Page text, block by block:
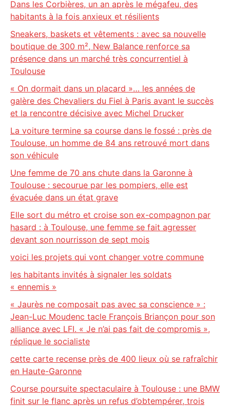
Dans les Corbières, un an après le mégafeu, des
habitants à la fois anxieux et résilients
Sneakers, baskets et vêtements : avec sa nouvelle
boutique de 300 m², New Balance renforce sa
présence dans un marché très concurrentiel à
Toulouse
« On dormait dans un placard »… les années de
galère des Chevaliers du Fiel à Paris avant le succès
et la rencontre décisive avec Michel Drucker
La voiture termine sa course dans le fossé : près de
Toulouse, un homme de 84 ans retrouvé mort dans
son véhicule
Une femme de 70 ans chute dans la Garonne à
Toulouse : secourue par les pompiers, elle est
évacuée dans un état grave
Elle sort du métro et croise son ex-compagnon par
hasard : à Toulouse, une femme se fait agresser
devant son nourrisson de sept mois
voici les projets qui vont changer votre commune
les habitants invités à signaler les soldats
« ennemis »
« Jaurès ne composait pas avec sa conscience » :
Jean-Luc Moudenc tacle François Briançon pour son
alliance avec LFI. « Je n’ai pas fait de compromis »,
réplique le socialiste
cette carte recense près de 400 lieux où se rafraîchir
en Haute-Garonne
Course poursuite spectaculaire à Toulouse : une BMW
finit sur le flanc après un refus d’obtempérer, trois